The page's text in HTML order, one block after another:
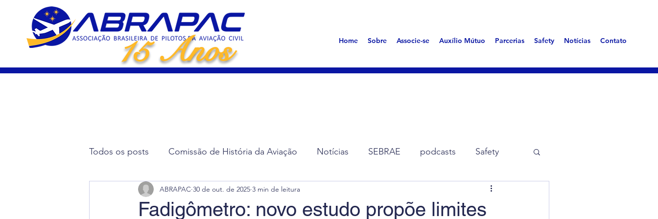
15 Anos Home Sobre Associe-se Auxílio Mútuo Parcerias Safety Notícias Contato
Todos os posts Comissão de História da Aviação Notícias SEBRAE podcasts Safety
Artigos Científicos Eleição de Diretoria Assembleias Síndrome Aerotóxica
Fadigômetro: novo estudo propõe limites
ABRAPAC 30 de out. de 2025 3 min de leitura